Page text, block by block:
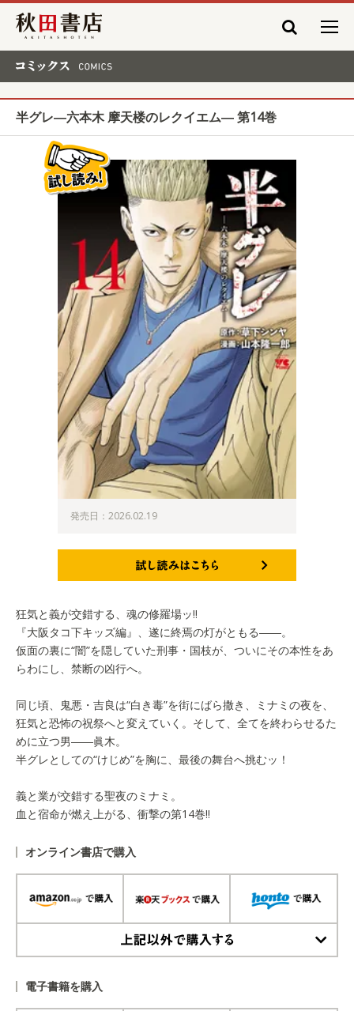
秋田書店
半グレ―六本木 摩天楼のレクイエム― 第14巻
発売日：2026.02.19
狂気と義が交錯する、魂の修羅場ッ!!
『大阪タコ下キッズ編』、遂に終焉の灯がともる――。
仮面の裏に“闇”を隠していた刑事・国枝が、ついにその本性をあ
らわにし、禁断の凶行へ。
同じ頃、鬼悪・吉良は“白き毒”を街にばら撒き、ミナミの夜を、
狂気と恐怖の祝祭へと変えていく。そして、全てを終わらせるた
めに立つ男――眞木。
半グレとしての“けじめ”を胸に、最後の舞台へ挑むッ！
義と業が交錯する聖夜のミナミ。
血と宿命が燃え上がる、衝撃の第14巻!!
オンライン書店で購入
電子書籍を購入